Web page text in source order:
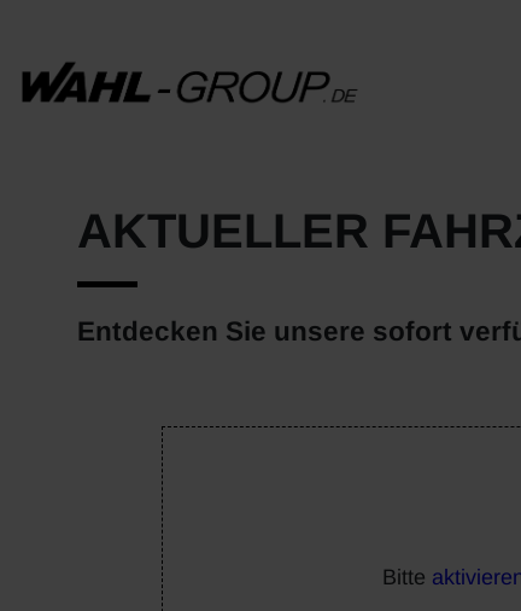
AKTUELLER
Entdecken Sie unsere sofort
Bitte